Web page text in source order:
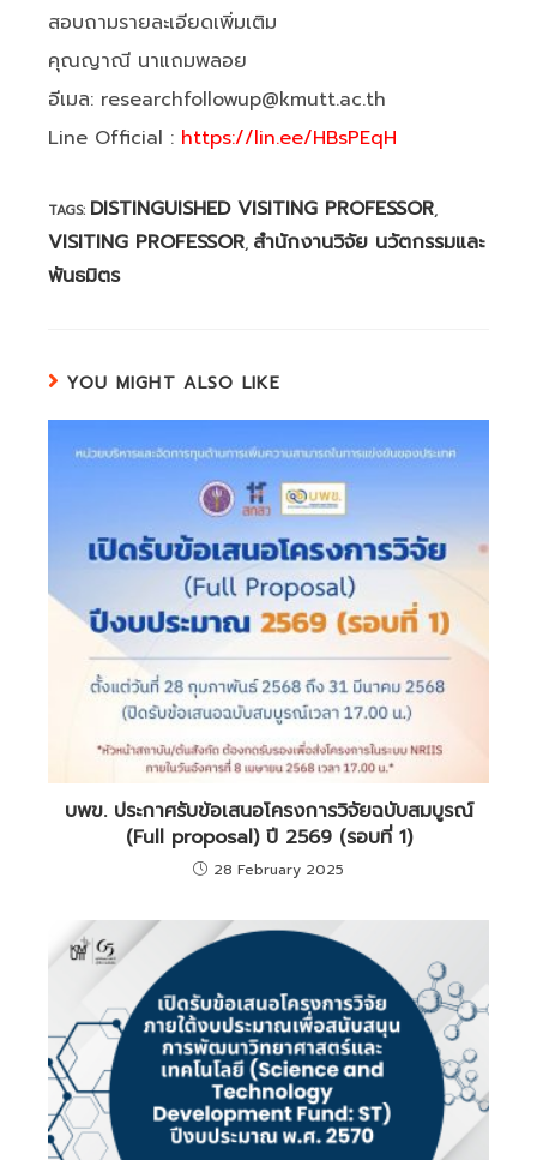
สอบถามรายละเอียดเพิ่มเติม
คุณญาณี นาแถมพลอย
อีเมล: researchfollowup@kmutt.ac.th
Line Official : https://lin.ee/HBsPEqH
TAGS: DISTINGUISHED VISITING PROFESSOR,
VISITING PROFESSOR, สำนักงานวิจัย นวัตกรรมและ
พันธมิตร
YOU MIGHT ALSO LIKE
บพข. ประกาศรับข้อเสนอโครงการวิจัยฉบับสมบูรณ์
(Full proposal) ปี 2569 (รอบที่ 1)
28 February 2025